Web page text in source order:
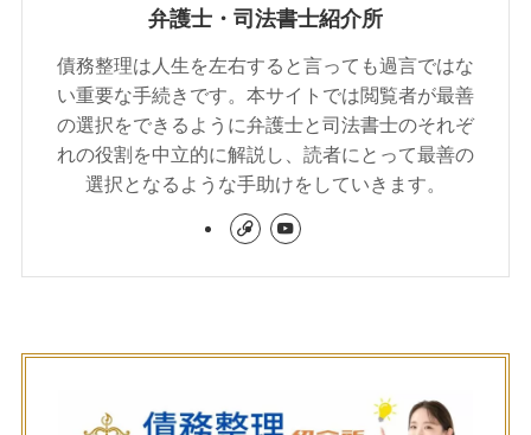
弁護士・司法書士紹介所
債務整理は人生を左右すると言っても過言ではな
い重要な手続きです。本サイトでは閲覧者が最善
の選択をできるように弁護士と司法書士のそれぞ
れの役割を中立的に解説し、読者にとって最善の
選択となるような手助けをしていきます。